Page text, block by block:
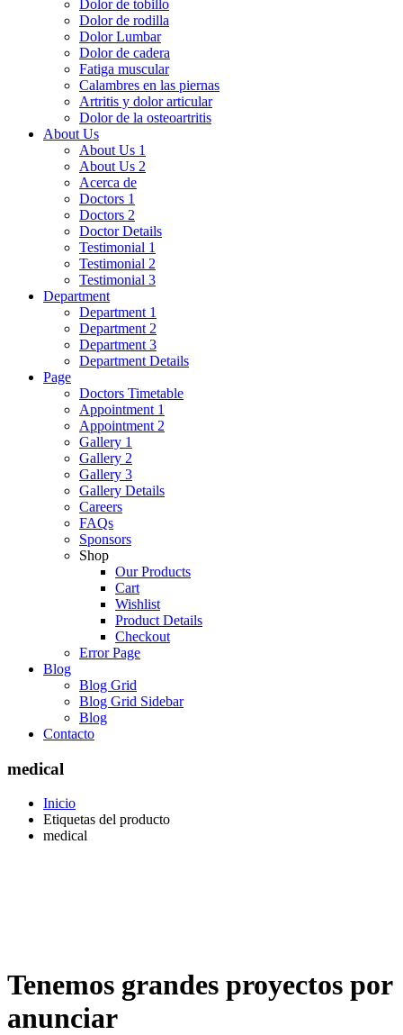
Dolor de tobillo
Dolor de rodilla
Dolor Lumbar
Dolor de cadera
Fatiga muscular
Calambres en las piernas
Artritis y dolor articular
Dolor de la osteoartritis
About Us
About Us 1
About Us 2
Acerca de
Doctors 1
Doctors 2
Doctor Details
Testimonial 1
Testimonial 2
Testimonial 3
Department
Department 1
Department 2
Department 3
Department Details
Page
Doctors Timetable
Appointment 1
Appointment 2
Gallery 1
Gallery 2
Gallery 3
Gallery Details
Careers
FAQs
Sponsors
Shop
Our Products
Cart
Wishlist
Product Details
Checkout
Error Page
Blog
Blog Grid
Blog Grid Sidebar
Blog
Contacto
medical
Inicio
Etiquetas del producto
medical
Tenemos grandes proyectos por
anunciar